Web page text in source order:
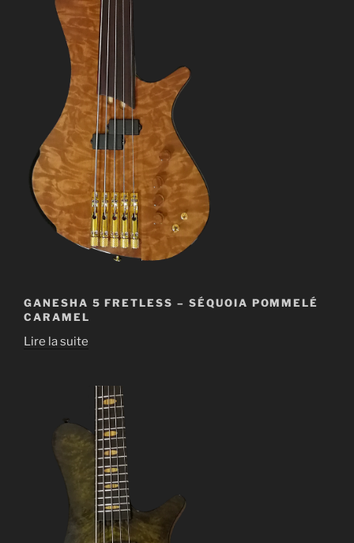
GANESHA 5 FRETLESS – SÉQUOIA POMMELÉ
CARAMEL
Lire la suite